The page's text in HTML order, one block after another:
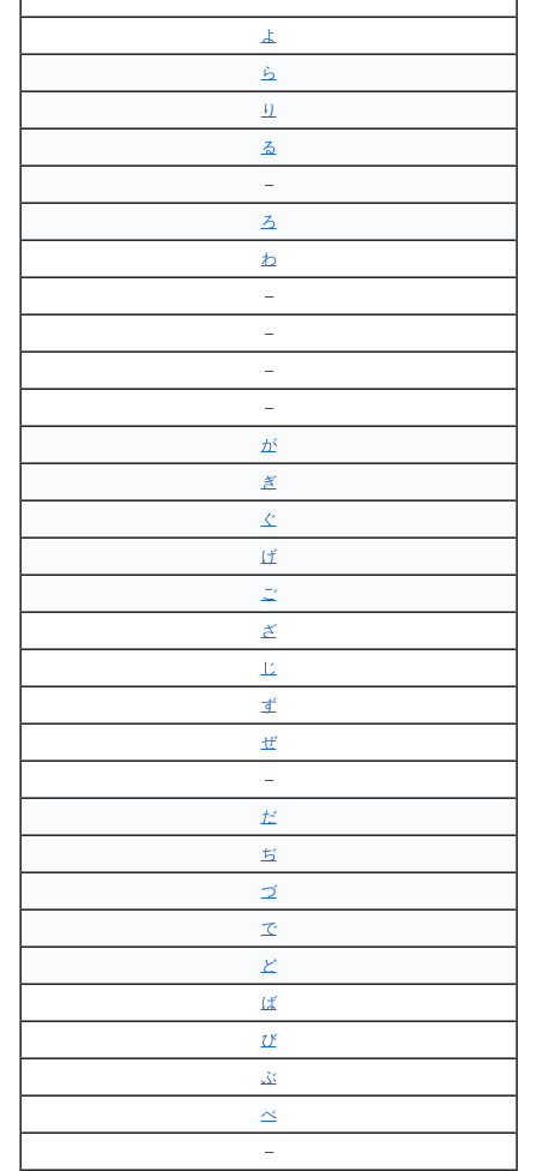
よ
ら
り
る
–
ろ
わ
–
–
–
–
が
ぎ
ぐ
げ
ご
ざ
じ
ず
ぜ
–
だ
ぢ
づ
で
ど
ば
び
ぶ
べ
–